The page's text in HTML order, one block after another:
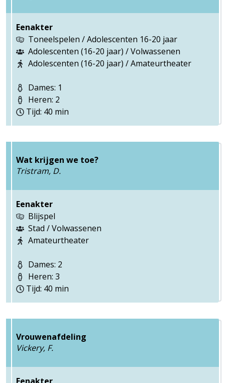
Eenakter
Toneelspelen / Adolescenten 16-20 jaar
Adolescenten (16-20 jaar) / Volwassenen
Adolescenten (16-20 jaar) / Amateurtheater
Dames: 1
Heren: 2
Tijd: 40 min
Wat krijgen we toe?
Tristram, D.
Eenakter
Blijspel
Stad / Volwassenen
Amateurtheater
Dames: 2
Heren: 3
Tijd: 40 min
Vrouwenafdeling
Vickery, F.